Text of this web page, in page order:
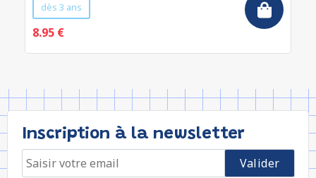
dès 3 ans
8.95 €
Inscription à la newsletter